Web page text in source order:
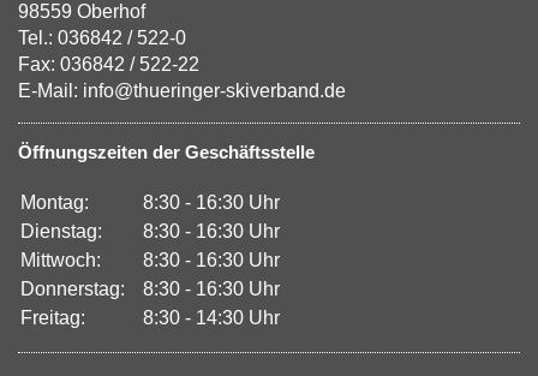
98559 Oberhof
Tel.: 036842 / 522-0
Fax: 036842 / 522-22
E-Mail: info@thueringer-skiverband.de
Öffnungszeiten der Geschäftsstelle
Montag:
8:30 - 16:30 Uhr
Dienstag:
8:30 - 16:30 Uhr
Mittwoch:
8:30 - 16:30 Uhr
Donnerstag:
8:30 - 16:30 Uhr
Freitag:
8:30 - 14:30 Uhr